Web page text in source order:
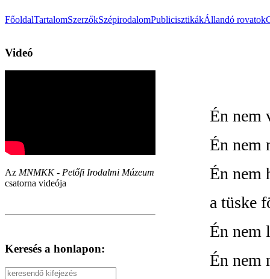
FőoldalTartalomSzerzőkSzépirodalomPublicisztikákÁllandó rovatok
Videó
Az MNMKK - Petőfi Irodalmi Múzeum
csatorna videója
Keresés a honlapon:
Én nem
Én nem
Én nem
a tüske
Én nem
Én nem